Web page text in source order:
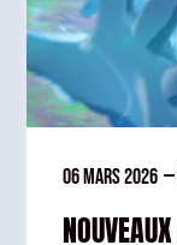
06 mars 2026 —